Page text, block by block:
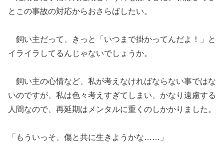
とこの事故の対応からおさらばしたい。
飼い主だって、きっと「いつまで掛かってんだよ！」と
イライラしてるんじゃないでしょうか。
飼い主の心情など、私が考えなければならない事ではな
いのですが、私は色々考えすぎてしまい、かなり遠慮する
人間なので、再延期はメンタルに重くのしかかりました。
「もういっそ、傷と共に生きようかな……」